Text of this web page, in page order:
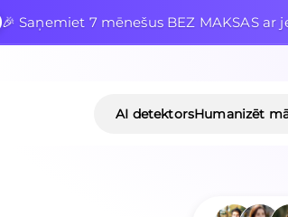
🎉 Saņemiet 7 mēnešus BEZ MAKSAS
AI detektorsHumanizēt